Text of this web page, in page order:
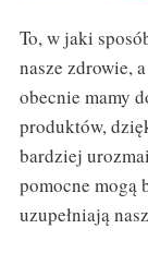
To, w jaki
nasze zdrowie,
obecnie mamy
produktów,
bardziej
pomocne mogą
uzupełniają